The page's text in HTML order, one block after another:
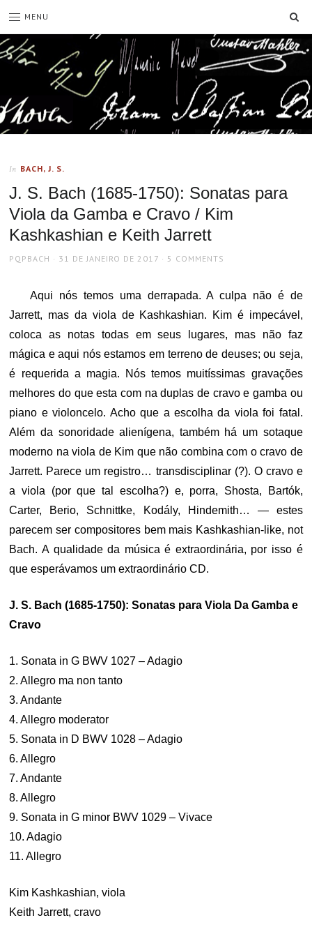
MENU
In BACH, J. S.
J. S. Bach (1685-1750): Sonatas para
Viola da Gamba e Cravo / Kim
Kashkashian e Keith Jarrett
AUTHOR
PQPBACH
POSTED
31 DE JANEIRO DE 2017 5 COMMENTS
Aqui nós temos uma derrapada. A culpa não é de
Jarrett, mas da viola de Kashkashian. Kim é impecável,
coloca as notas todas em seus lugares, mas não faz
mágica e aqui nós estamos em terreno de deuses; ou seja,
é requerida a magia. Nós temos muitíssimas gravações
melhores do que esta com na duplas de cravo e gamba ou
piano e violoncelo. Acho que a escolha da viola foi fatal.
Além da sonoridade alienígena, também há um sotaque
moderno na viola de Kim que não combina com o cravo de
Jarrett. Parece um registro… transdisciplinar (?). O cravo e
a viola (por que tal escolha?) e, porra, Shosta, Bartók,
Carter, Berio, Schnittke, Kodály, Hindemith… — estes
parecem ser compositores bem mais Kashkashian-like, not
Bach. A qualidade da música é extraordinária, por isso é
que esperávamos um extraordinário CD.
J. S. Bach (1685-1750): Sonatas para Viola Da Gamba e
Cravo
1. Sonata in G BWV 1027 – Adagio
2. Allegro ma non tanto
3. Andante
4. Allegro moderator
5. Sonata in D BWV 1028 – Adagio
6. Allegro
7. Andante
8. Allegro
9. Sonata in G minor BWV 1029 – Vivace
10. Adagio
11. Allegro
Kim Kashkashian, viola
Keith Jarrett, cravo